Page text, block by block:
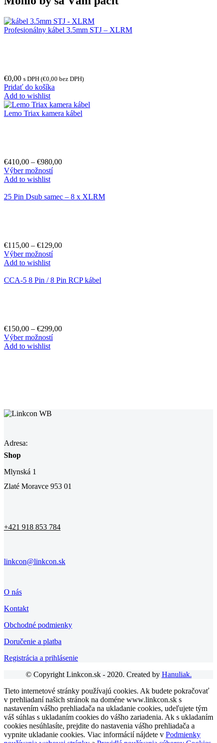
Profesionálny kábel 3.5mm STJ – XLRM
€0,00 s DPH (€0,00 bez DPH)
Pridať do košíka
Add to wishlist
Lemo Triax kamera kábel
€410,00 – €980,00
Výber možností
Add to wishlist
25 Pin Dsub samec – 8 x XLRM
€115,00 – €129,00
Výber možností
Add to wishlist
CCA-5 8 Pin / 8 Pin RCP kábel
€150,00 – €299,00
Výber možností
Add to wishlist
Adresa:
Shop
Mlynská 1
Zlaté Moravce 953 01
+421 918 853 784
linkcon@linkcon.sk
O nás
Kontakt
Obchodné podmienky
Doručenie a platba
Registrácia a prihlásenie
© Copyright Linkcon.sk - 2020. Created by Hanuliak.
Tieto internetové stránky používajú cookies. Ak budete pokračovať
v prehliadaní našich stránok na doméne www.linkcon.sk s
nastavením vášho prehliadača na ukladanie cookies, udeľujete tým
váš súhlas s ukladaním cookies do vášho zariadenia. Ak s ukladaním
cookies nesúhlasíte, prejdite do nastavenia vášho prehliadača a
vypnite ukladanie cookies. Viac informácií nájdete v Podmienky